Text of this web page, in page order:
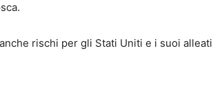
rischi per gli Stati Uniti e i suoi